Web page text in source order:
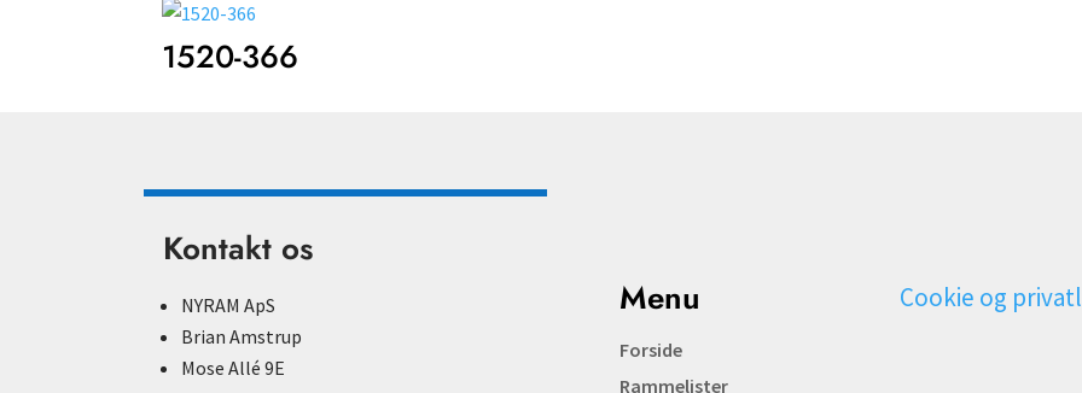
1520-366
Kontakt os
NYRAM ApS
Brian Amstrup
Mose Allé 9E
Menu
Forside
Rammelister
Cookie og